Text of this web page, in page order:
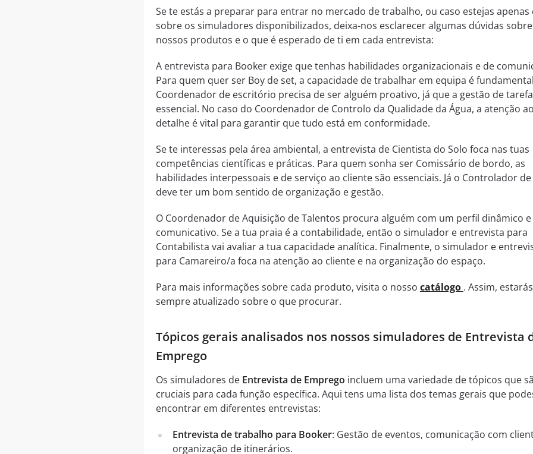
Se te estás a preparar para entrar no mercado de trabalho, ou caso estejas
sobre os simuladores disponibilizados, deixa-nos esclarecer algumas dúvidas
nossos produtos e o que é esperado de ti em cada entrevista:
A entrevista para Booker exige que tenhas habilidades organizacionais e de
Para quem quer ser Boy de set, a capacidade de trabalhar em equipa é
Coordenador de escritório precisa de ser alguém proativo, já que a gestão de
essencial. No caso do Coordenador de Controlo da Qualidade da Água, a atenção
detalhe é vital para garantir que tudo está em conformidade.
Se te interessas pela área ambiental, a entrevista de Cientista do Solo foca nas tuas
competências científicas e práticas. Para quem sonha ser Comissário de bordo, as
habilidades interpessoais e de serviço ao cliente são essenciais. Já o Controlador
deve ter um bom sentido de organização e gestão.
O Coordenador de Aquisição de Talentos procura alguém com um perfil dinâmico e
comunicativo. Se a tua praia é a contabilidade, então o simulador e entrevista para
Contabilista vai avaliar a tua capacidade analítica. Finalmente, o simulador e
para Camareiro/a foca na atenção ao cliente e na organização do espaço.
Para mais informações sobre cada produto, visita o nosso catálogo . Assim, estarás
sempre atualizado sobre o que procurar.
Tópicos gerais analisados nos nossos simuladores de Entrevista
Emprego
Os simuladores de Entrevista de Emprego incluem uma variedade de tópicos que
cruciais para cada função específica. Aqui tens uma lista dos temas gerais que
encontrar em diferentes entrevistas:
Entrevista de trabalho para Booker: Gestão de eventos, comunicação com
organização de itinerários.